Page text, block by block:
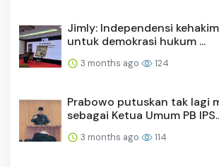
Jimly: Independensi
untuk demokrasi hukum ...
3 months ago 124
Prabowo putuskan tak lagi
sebagai Ketua Umum PB
3 months ago 114